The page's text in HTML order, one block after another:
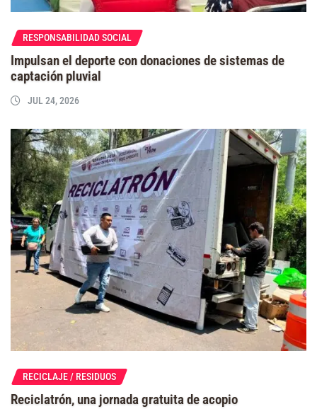
RESPONSABILIDAD SOCIAL
Impulsan el deporte con donaciones de sistemas de
captación pluvial
JUL 24, 2026
RECICLAJE / RESIDUOS
Reciclatrón, una jornada gratuita de acopio